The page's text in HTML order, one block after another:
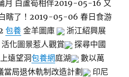
月 白蘆筍相伴2019-05-16 又
瞎了！2019-05-06 春日食游
包養 金羊圖庫
浙江紹興展
化圖景惹人觀賞
探尋中國
遠望洞包養網庭湖
數以萬
當局退休軌制改造計劃
印尼